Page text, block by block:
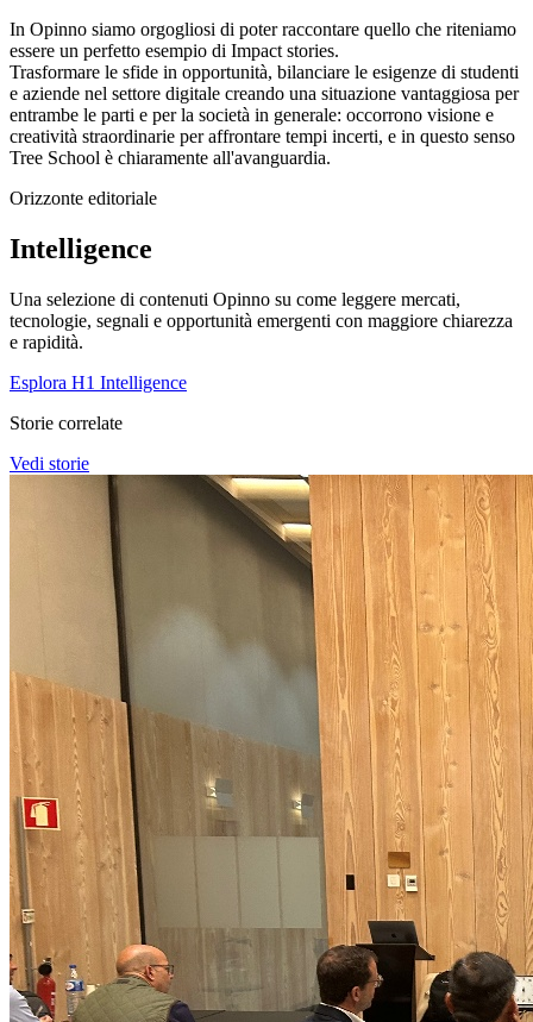
In Opinno siamo orgogliosi di poter raccontare quello che riteniamo
essere un perfetto esempio di Impact stories.
Trasformare le sfide in opportunità, bilanciare le esigenze di studenti
e aziende nel settore digitale creando una situazione vantaggiosa per
entrambe le parti e per la società in generale: occorrono visione e
creatività straordinarie per affrontare tempi incerti, e in questo senso
Tree School è chiaramente all'avanguardia.
Orizzonte editoriale
Intelligence
Una selezione di contenuti Opinno su come leggere mercati,
tecnologie, segnali e opportunità emergenti con maggiore chiarezza
e rapidità.
Esplora H1 Intelligence
Storie correlate
Vedi storie